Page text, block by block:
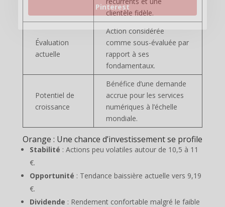
clientèle fidèle.
Évaluation
actuelle
Action considérée
comme sous-évaluée par
rapport à ses
fondamentaux.
Potentiel de
croissance
Bénéfice d’une demande
accrue pour les services
numériques à l’échelle
mondiale.
Orange : Une chance d’investissement se profile
Stabilité : Actions peu volatiles autour de 10,5 à 11
€.
Opportunité : Tendance baissière actuelle vers 9,19
€.
Dividende : Rendement confortable malgré le faible
Pinterest